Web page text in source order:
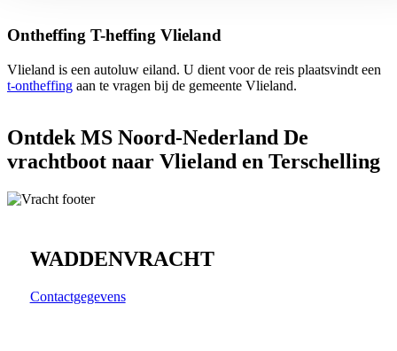
Ontheffing T-heffing Vlieland
Vlieland is een autoluw eiland. U dient voor de reis plaatsvindt een
t-ontheffing aan te vragen bij de gemeente Vlieland.
Ontdek MS Noord-Nederland De
vrachtboot naar Vlieland en Terschelling
WADDENVRACHT
Contactgegevens